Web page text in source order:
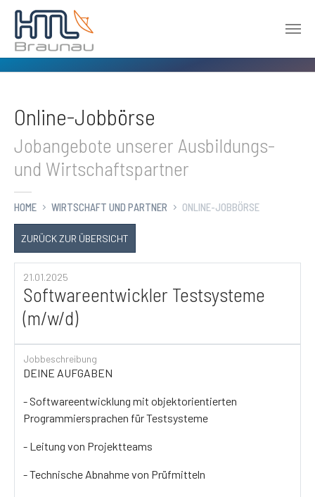
Online-Jobbörse
Jobangebote unserer Ausbildungs-
und Wirtschaftspartner
HOME WIRTSCHAFT UND PARTNER ONLINE-JOBBÖRSE
ZURÜCK ZUR ÜBERSICHT
21.01.2025
Softwareentwickler Testsysteme
(m/w/d)
Jobbeschreibung
DEINE AUFGABEN
- Softwareentwicklung mit objektorientierten
Programmiersprachen für Testsysteme
- Leitung von Projektteams
- Technische Abnahme von Prüfmitteln